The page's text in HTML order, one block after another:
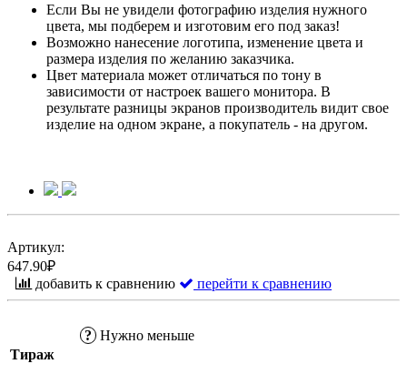
Если Вы не увидели фотографию изделия нужного
цвета, мы подберем и изготовим его под заказ!
Возможно нанесение логотипа, изменение цвета и
размера изделия по желанию заказчика.
Цвет материала может отличаться по тону в
зависимости от настроек вашего монитора. В
результате разницы экранов производитель видит свое
изделие на одном экране, а покупатель - на другом.
Артикул:
647.90₽
добавить к сравнению
перейти к сравнению
Тираж
? Нужно меньше